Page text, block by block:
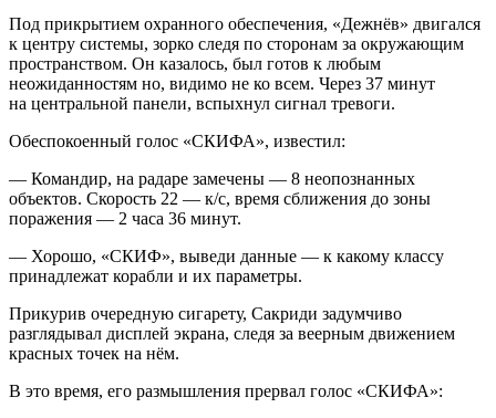
Под прикрытием охранного обеспечения, «Дежнёв» двигался
к центру системы, зорко следя по сторонам за окружающим
пространством. Он казалось, был готов к любым
неожиданностям но, видимо не ко всем. Через 37 минут
на центральной панели, вспыхнул сигнал тревоги.
Обеспокоенный голос «СКИФА», известил:
— Командир, на радаре замечены — 8 неопознанных
объектов. Скорость 22 — к/с, время сближения до зоны
поражения — 2 часа 36 минут.
— Хорошо, «СКИФ», выведи данные — к какому классу
принадлежат корабли и их параметры.
Прикурив очередную сигарету, Сакриди задумчиво
разглядывал дисплей экрана, следя за веерным движением
красных точек на нём.
В это время, его размышления прервал голос «СКИФА»: